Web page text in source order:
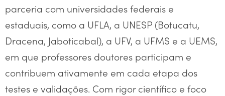
parceria com universidades federais e
estaduais, como a UFLA, a UNESP (Botucatu,
Dracena, Jaboticabal), a UFV, a UFMS e a UEMS,
em que professores doutores participam e
contribuem ativamente em cada etapa dos
testes e validações. Com rigor científico e foco